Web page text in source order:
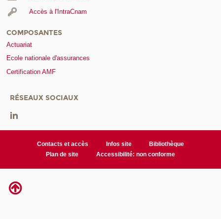
Accès à l'IntraCnam
COMPOSANTES
Actuariat
Ecole nationale d'assurances
Certification AMF
RÉSEAUX SOCIAUX
Contacts et accès Infos site
Bibliothèque
Plan de site
Accessibilité: non conforme